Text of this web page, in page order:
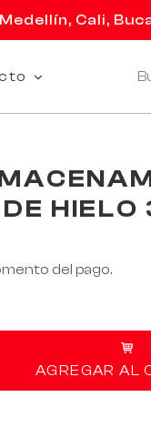
Cali,
del pago.
AGREGAR AL